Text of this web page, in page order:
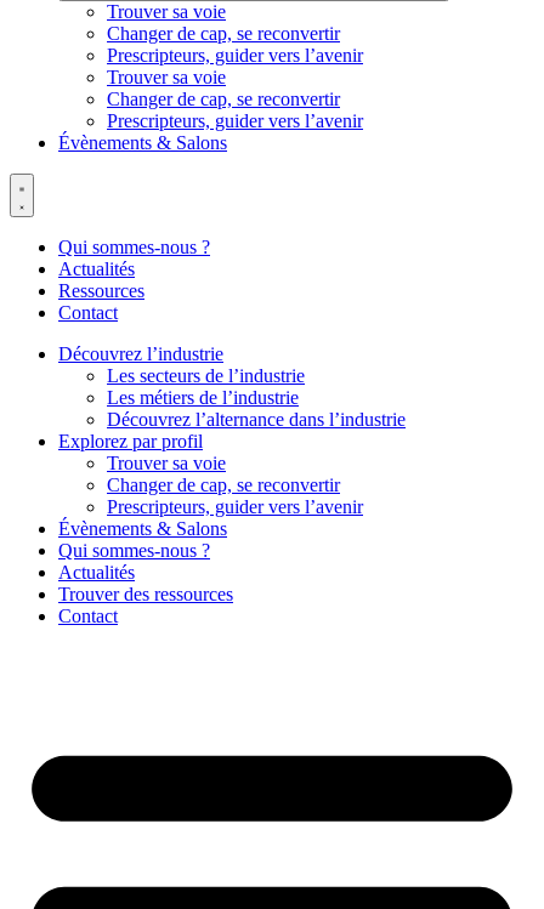
Trouver sa voie
Changer de cap, se reconvertir
Prescripteurs, guider vers l’avenir
Trouver sa voie
Changer de cap, se reconvertir
Prescripteurs, guider vers l’avenir
Évènements & Salons
Qui sommes-nous ?
Actualités
Ressources
Contact
Découvrez l’industrie
Les secteurs de l’industrie
Les métiers de l’industrie
Découvrez l’alternance dans l’industrie
Explorez par profil
Trouver sa voie
Changer de cap, se reconvertir
Prescripteurs, guider vers l’avenir
Évènements & Salons
Qui sommes-nous ?
Actualités
Trouver des ressources
Contact